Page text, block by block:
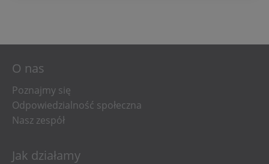
O nas
Poznajmy się
Odpowiedzialność społeczna
Nasz zespół
Jak działamy